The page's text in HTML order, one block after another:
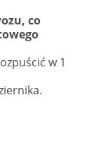
co
w 1